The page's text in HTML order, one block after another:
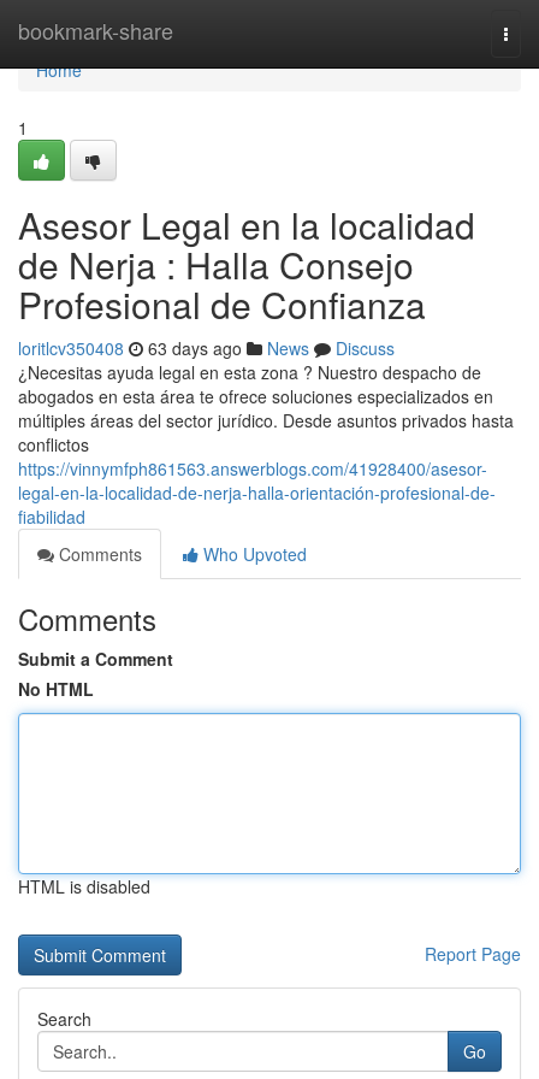
bookmark-share
Home
Home
1
Asesor Legal en la localidad
de Nerja : Halla Consejo
Profesional de Confianza
loritlcv350408 63 days ago News
Discuss
¿Necesitas ayuda legal en esta zona ? Nuestro despacho de
abogados en esta área te ofrece soluciones especializados en
múltiples áreas del sector jurídico. Desde asuntos privados hasta
conflictos
https://vinnymfph861563.answerblogs.com/41928400/asesor-
legal-en-la-localidad-de-nerja-halla-orientación-profesional-de-
fiabilidad
Comments
Who Upvoted
Comments
Submit a Comment
No HTML
HTML is disabled
Report Page
Search
Go